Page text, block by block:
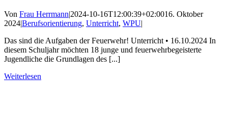
Von Frau Herrmann|2024-10-16T12:00:39+02:0016. Oktober
2024|Berufsorientierung, Unterricht, WPU|
Das sind die Aufgaben der Feuerwehr! Unterricht • 16.10.2024 In
diesem Schuljahr möchten 18 junge und feuerwehrbegeisterte
Jugendliche die Grundlagen des [...]
Weiterlesen